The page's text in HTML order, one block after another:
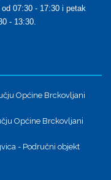
od 07:30 - 17:30 i petak
- 13:30.
Općine Brckovljani
Općine Brckovljani
- Područni objekt